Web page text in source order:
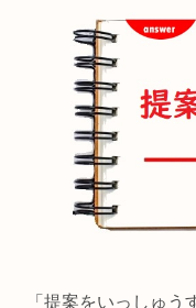
「提案をいっしゅ